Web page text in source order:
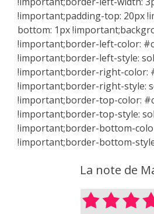
!important;padding-top: 20px
bottom: 1px
!important;border-left-color:
!important;border-left-style:
!important;border-right-color:
!important;border-right-style:
!important;border-top-color:
!important;border-top-style:
!important;border-bottom-
!important;border-bottom-
La note de